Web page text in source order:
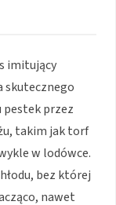
imitujący
skutecznego
pestek przez
takim jak torf
w lodówce.
bez której
nawet